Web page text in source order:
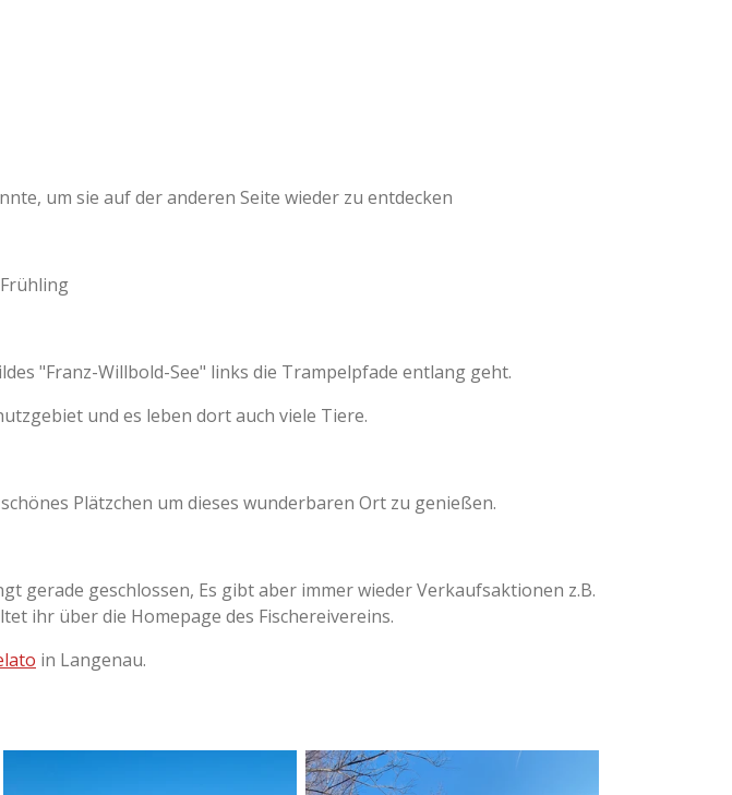
um sie auf der anderen Seite wieder zu entdecken
"Franz-Willbold-See" links die Trampelpfade entlang geht.
und es leben dort auch viele Tiere.
Plätzchen um dieses wunderbaren Ort zu genießen.
gerade geschlossen, Es gibt aber immer wieder Verkaufsaktionen z.B.
ihr über die Homepage des Fischereivereins.
in Langenau.